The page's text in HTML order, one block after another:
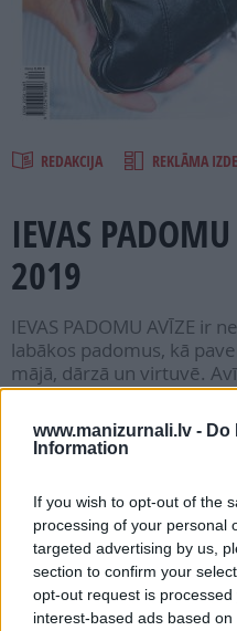
www.manizurnali.lv - Do
Information
If you wish to opt-out of the
processing of your personal
targeted advertising by us,
section to confirm your
opt-out request is
interest-based ads based
SEARCH
REDAKCIJA REKLĀMA
IEVAS
2019
IEVAS PADOMU AVĪZE ir
labākos padomus, kā
mājā, dārzā un virtuvē.
veselības jomā, sadzīvē,
labākos pasākumus, ko
E-izdevumu arhīvs